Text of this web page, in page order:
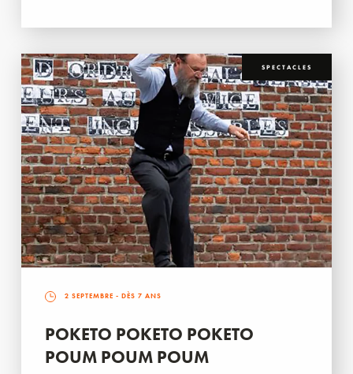
SPECTACLES
2 SEPTEMBRE - DÈS 7 ANS
POKETO POKETO POKETO
POUM POUM POUM